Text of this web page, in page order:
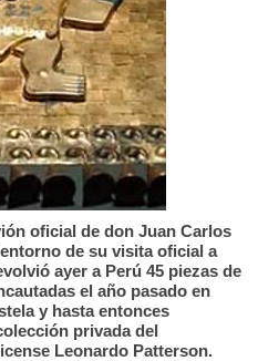
oficial de don Juan Carlos
de su visita oficial a
ayer a Perú 45 piezas de
el año pasado en
y hasta entonces
privada del
Leonardo Patterson.